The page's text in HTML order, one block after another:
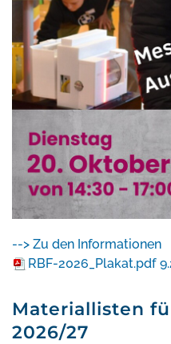
--> Zu den Informationen
RBF-2026_Plakat.pdf
Materiallisten
2026/27